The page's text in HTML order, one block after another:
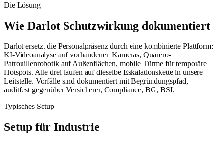
Die Lösung
Wie Darlot Schutzwirkung dokumentiert
Darlot ersetzt die Personalpräsenz durch eine kombinierte Plattform:
KI-Videoanalyse auf vorhandenen Kameras, Quarero-
Patrouillenrobotik auf Außenflächen, mobile Türme für temporäre
Hotspots. Alle drei laufen auf dieselbe Eskalationskette in unsere
Leitstelle. Vorfälle sind dokumentiert mit Begründungspfad,
auditfest gegenüber Versicherer, Compliance, BG, BSI.
Typisches Setup
Setup für Industrie